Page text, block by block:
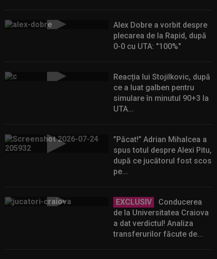
Alex Dobre a vorbit despre
plecarea de la Rapid, după
0-0 cu UTA: "100%"
Reacția lui Stojilkovic, după
ce a luat galben pentru
simulare în minutul 90+3 la
UTA...
”Păcat!” Adrian Mihalcea a
spus totul despre Alexi Pitu,
după ce jucătorul fost scos
pe...
EXCLUSIV
Conducerea
de la Universitatea Craiova
a dat verdictul! Analiza
transferurilor făcute de...